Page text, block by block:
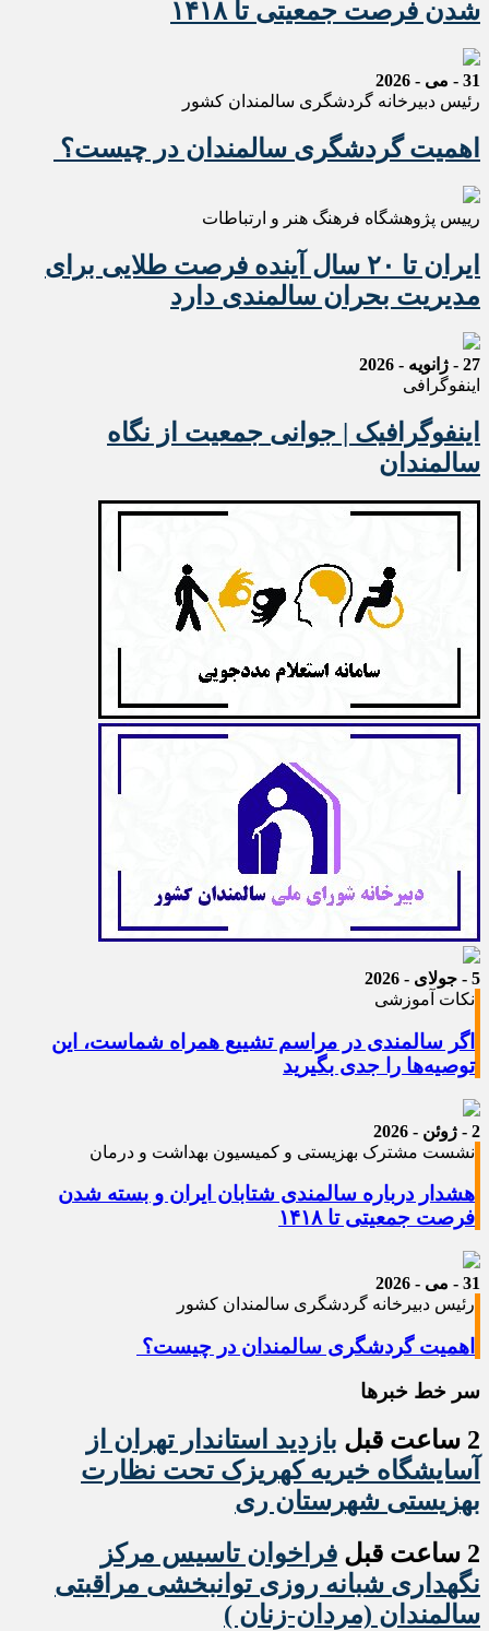
شدن فرصت جمعیتی تا ۱۴۱۸
31 - می - 2026
رئیس دبیرخانه گردشگری سالمندان کشور
اهمیت گردشگری سالمندان در چیست؟
رییس پژوهشگاه فرهنگ هنر و ارتباطات
ایران تا ۲۰ سال آینده فرصت طلایی برای
مدیریت بحران سالمندی دارد
27 - ژانویه - 2026
اینفوگرافی
اینفوگرافیک | جوانی جمعیت از نگاه
سالمندان
5 - جولای - 2026
نکات آموزشی
اگر سالمندی در مراسم تشییع همراه شماست، این
توصیه‌ها را جدی بگیرید
2 - ژوئن - 2026
نشست مشترک بهزیستی و کمیسیون بهداشت و درمان
هشدار درباره سالمندی شتابان ایران و بسته شدن
فرصت جمعیتی تا ۱۴۱۸
31 - می - 2026
رئیس دبیرخانه گردشگری سالمندان کشور
اهمیت گردشگری سالمندان در چیست؟
سر خط خبرها
2 ساعت قبل
بازدید استاندار تهران از
آسایشگاه خیریه کهریزک تحت نظارت
بهزیستی شهرستان ری
2 ساعت قبل
فراخوان تاسیس مرکز
نگهداری شبانه روزی توانبخشی مراقبتی
سالمندان (مردان-زنان )